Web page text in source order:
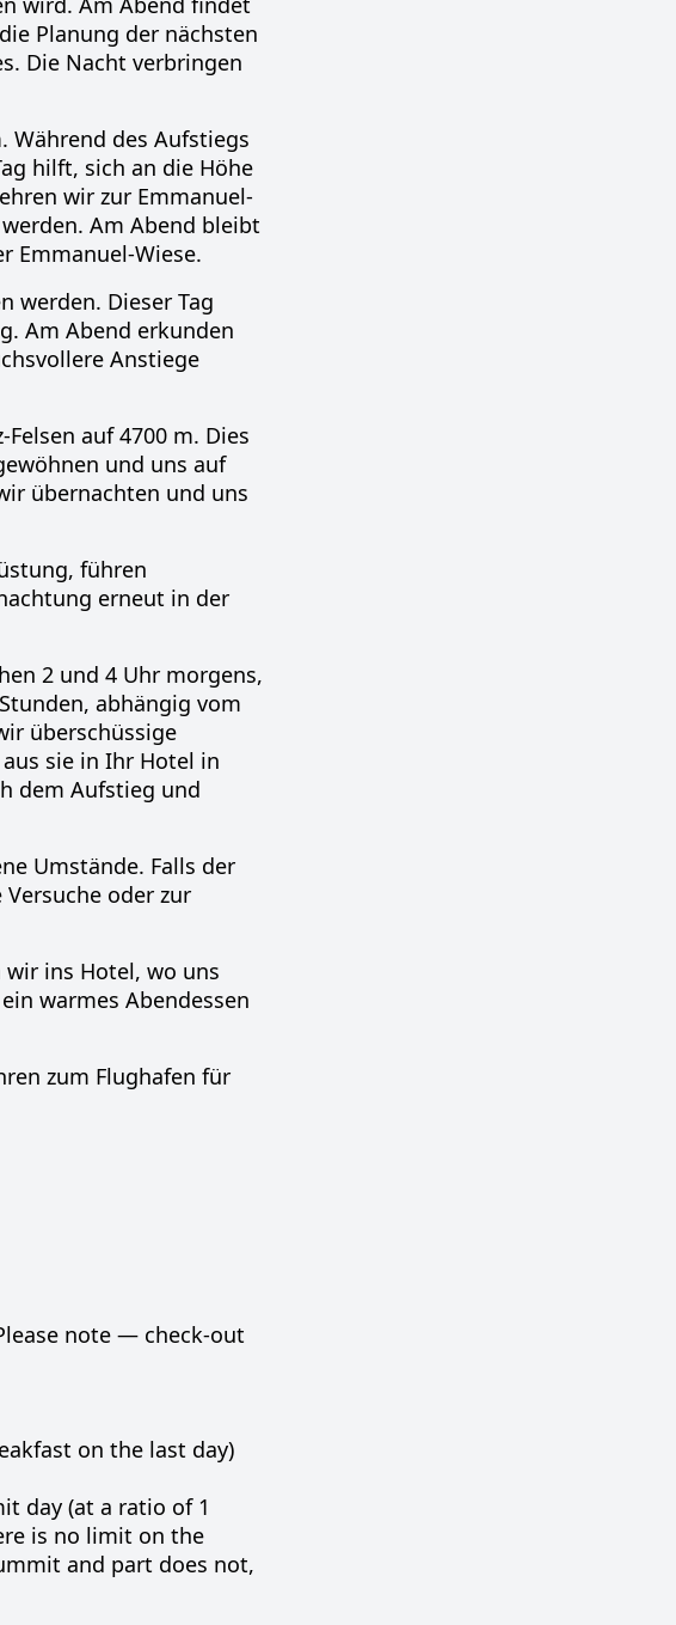
Planung der nächsten
Die Nacht verbringen
des Aufstiegs
hilft, sich an die Höhe
wir zur Emmanuel-
Am Abend bleibt
Emmanuel-Wiese.
werden. Dieser Tag
Am Abend erkunden
Anstiege
auf 4700 m. Dies
und uns auf
übernachten und uns
führen
erneut in der
2 und 4 Uhr morgens,
abhängig vom
überschüssige
sie in Ihr Hotel in
dem Aufstieg und
Umstände. Falls der
oder zur
ins Hotel, wo uns
warmes Abendessen
zum Flughafen für
note — check-out
on the last day)
day (at a ratio of 1
is no limit on the
and part does not,